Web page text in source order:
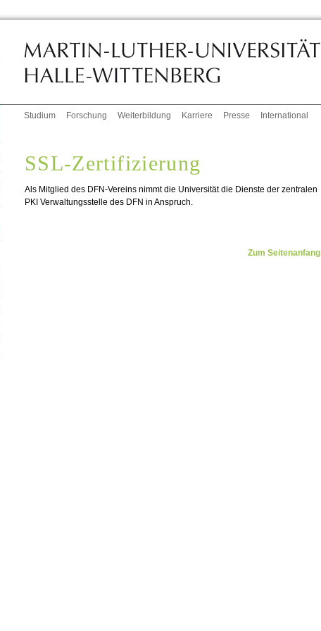
Studium Forschung Weiterbildung Karriere Presse International
SSL-Zertifizierung
Als Mitglied des DFN-Vereins nimmt die Universität die Dienste der zentralen
PKI Verwaltungsstelle des DFN in Anspruch.
Zum Seitenanfang